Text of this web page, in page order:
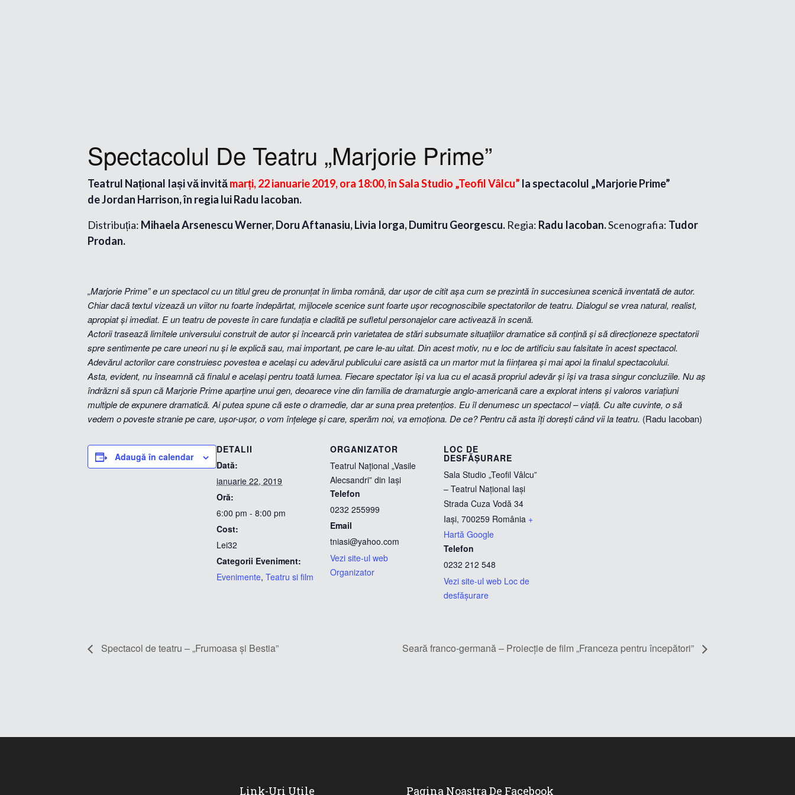
Spectacolul De Teatru „Marjorie Prime”
Teatrul Național Iași vă invitămarți, 22 ianuarie 2019, ora 18:00, în Sala Studio „Teofil Vâlcu” la spectacolul „Marjorie Prime”
de Jordan Harrison, în regia lui Radu Iacoban.
Distribuția: Mihaela Arsenescu Werner, Doru Aftanasiu, Livia Iorga, Dumitru Georgescu. Regia: Radu Iacoban.Scenografia: Tudor
Prodan.
„Marjorie Prime” e un spectacol cu un titlul greu de pronunțat în limba română, dar ușor de citit așa cum se prezintă în succesiunea scenică inventată de autor.
Chiar dacă textul vizează un viitor nu foarte îndepărtat, mijlocele scenice sunt foarte ușor recognoscibile spectatorilor de teatru. Dialogul se vrea natural, realist,
apropiat și imediat. E un teatru de poveste în care fundația e cladită pe sufletul personajelor care activează în scenă.
Actorii trasează limitele universului construit de autor și încearcă prin varietatea de stări subsumate situațiilor dramatice să conțină și să direcționeze spectatorii
spre sentimente pe care uneori nu și le explică sau, mai important, pe care le-au uitat. Din acest motiv, nu e loc de artificiu sau falsitate în acest spectacol.
Adevărul actorilor care construiesc povestea e același cu adevărul publicului care asistă ca un martor mut la ființarea și mai apoi la finalul spectacolului.
Asta, evident, nu înseamnă că finalul e același pentru toată lumea. Fiecare spectator își va lua cu el acasă propriul adevăr și își va trasa singur concluziile. Nu aș
îndrăzni să spun că Marjorie Prime aparține unui gen, deoarece vine din familia de dramaturgie anglo-americană care a explorat intens și valoros variațiuni
multiple de expunere dramatică. Ai putea spune că este o dramedie, dar ar suna prea pretențios. Eu îl denumesc un spectacol – viață. Cu alte cuvinte, o să
vedem o poveste stranie pe care, ușor-ușor, o vom înțelege și care, sperăm noi, va emoționa. De ce? Pentru că asta îți dorești când vii la teatru. (Radu Iacoban)
Adaugă în calendar
DETALII
Dată:
ianuarie 22, 2019
Oră:
6:00 pm - 8:00 pm
Cost:
Lei32
Categorii Eveniment:
Evenimente, Teatru si film
ORGANIZATOR
Teatrul Național „Vasile
Alecsandri” din Iași
Telefon
0232 255999
Email
tniasi@yahoo.com
Vezi site-ul web
Organizator
LOC DE
DESFĂȘURARE
Sala Studio „Teofil Vâlcu”
– Teatrul Național Iași
Strada Cuza Vodă 34
Iași, 700259 România +
Hartă Google
Telefon
0232 212 548
Vezi site-ul web Loc de
desfășurare
Spectacol de teatru – „Frumoasa și Bestia” Seară franco-germană – Proiecţie de film „Franceza pentru începători”
Link-Uri Utile Pagina Noastra De Facebook